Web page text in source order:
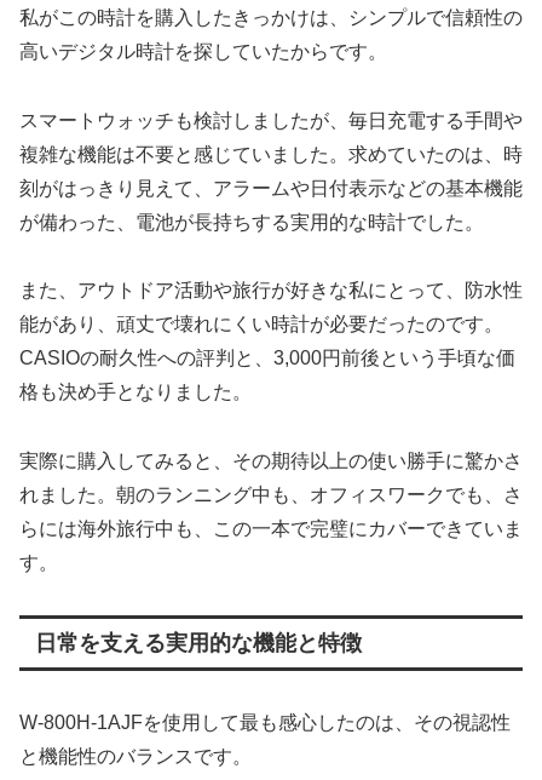
私がこの時計を購入したきっかけは、シンプルで信頼性の
高いデジタル時計を探していたからです。
スマートウォッチも検討しましたが、毎日充電する手間や
複雑な機能は不要と感じていました。求めていたのは、時
刻がはっきり見えて、アラームや日付表示などの基本機能
が備わった、電池が長持ちする実用的な時計でした。
また、アウトドア活動や旅行が好きな私にとって、防水性
能があり、頑丈で壊れにくい時計が必要だったのです。
CASIOの耐久性への評判と、3,000円前後という手頃な価
格も決め手となりました。
実際に購入してみると、その期待以上の使い勝手に驚かさ
れました。朝のランニング中も、オフィスワークでも、さ
らには海外旅行中も、この一本で完璧にカバーできていま
す。
日常を支える実用的な機能と特徴
W-800H-1AJFを使用して最も感心したのは、その視認性
と機能性のバランスです。